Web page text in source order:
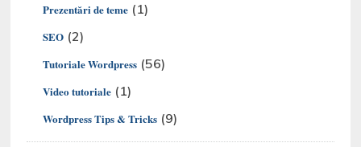
Prezentări de teme (1)
SEO (2)
Tutoriale Wordpress (56)
Video tutoriale (1)
Wordpress Tips & Tricks (9)